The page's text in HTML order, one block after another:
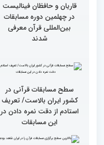
گزارش تصویری چهارمین
بین‌المللی قرآن کریم(بخش
اول)
قاریان و حافظان فینالیست‌
در چهلمین دوره مسابقات
بین‌المللی قرآن معرفی